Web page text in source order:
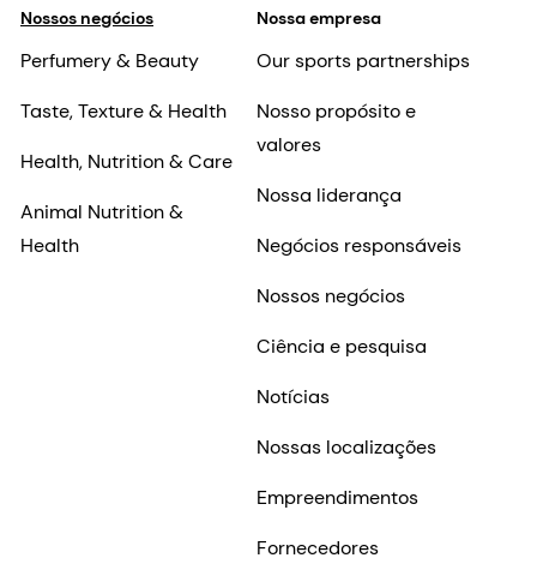
Nossos negócios
Perfumery & Beauty
Taste, Texture & Health
Health, Nutrition & Care
Animal Nutrition &
Health
Nossa empresa
Our sports partnerships
Nosso propósito e
valores
Nossa liderança
Negócios responsáveis
Nossos negócios
Ciência e pesquisa
Notícias
Nossas localizações
Empreendimentos
Fornecedores